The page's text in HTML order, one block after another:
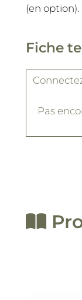
(en option).
Fiche
Pas